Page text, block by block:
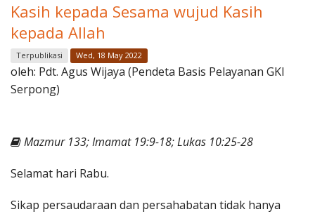
Klasis dan Jemaat
Berita Kegiatan
Fasilitas
Kasih kepada Sesama wujud Kasih
kepada Allah
Terpublikasi Wed, 18 May 2022
oleh: Pdt. Agus Wijaya (Pendeta Basis Pelayanan GKI
Serpong)
Mazmur 133; Imamat 19:9-18; Lukas 10:25-28
Selamat hari Rabu.
Sikap persaudaraan dan persahabatan tidak hanya